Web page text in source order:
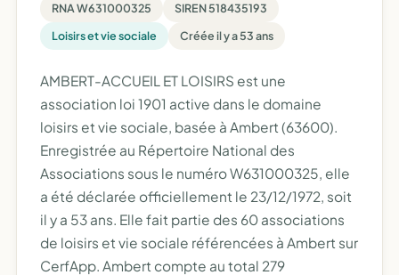
RNA W631000325
SIREN 518435193
Loisirs et vie sociale
Créée il y a 53 ans
AMBERT-ACCUEIL ET LOISIRS est une
association loi 1901 active dans le domaine
loisirs et vie sociale, basée à Ambert (63600).
Enregistrée au Répertoire National des
Associations sous le numéro W631000325, elle
a été déclarée officiellement le 23/12/1972, soit
il y a 53 ans. Elle fait partie des 60 associations
de loisirs et vie sociale référencées à Ambert sur
CerfApp. Ambert compte au total 279